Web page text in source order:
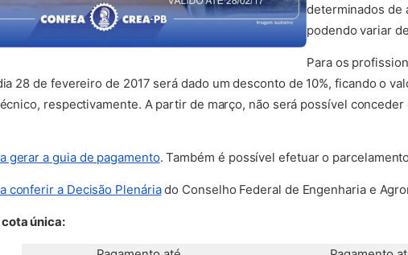
determinados de
podendo variar
Para os
28 de fevereiro de 2017 será dado um desconto de 10%, ficando o
respectivamente. A partir de março, não será possível
gerar a guia de pagamento(abre em nova aba)
. Também é possível efetuar o
conferir a Decisão Plenáriado Conselho Federal de Engenharia e
única: